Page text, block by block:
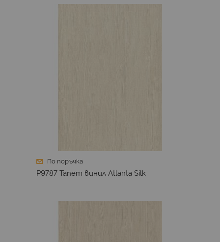
По поръчка
P9787 Тапет винил Atlanta Silk